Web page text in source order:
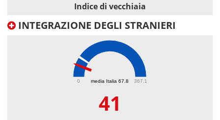
Indice di vecchiaia
INTEGRAZIONE DEGLI STRANIERI
media Italia 67.8
0 367.1
41